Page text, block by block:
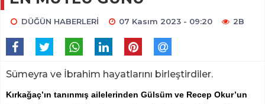
DÜĞÜN HABERLERİ 07 Kasım 2023 - 09:20 2B
Sümeyra ve İbrahim hayatlarını birleştirdiler.
Kırkağaç’ın tanınmış ailelerinden Gülsüm ve Recep Okur’un